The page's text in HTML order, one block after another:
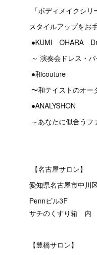
「ボディメイクシリ
スタイルアップをお
●KUMI OHARA
～ 演奏会ドレス・
●和couture
〜和テイストのオー
●ANALYSHON
～あなたに似合うフ
【名古屋サロン】
愛知県名古屋市中川
Pennビル3F
サチのくすり箱 内
【豊橋サロン】